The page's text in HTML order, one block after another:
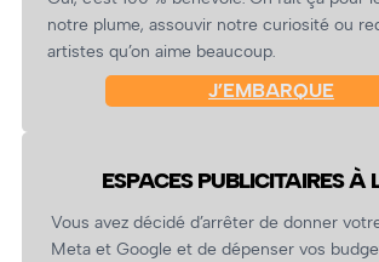
notre plume, assouvir notre curiosité ou
artistes qu’on aime beaucoup.
J’EMBARQUE
ESPACES PUBLICITAIRES À
Vous avez décidé d’arrêter de donner
Meta et Google et de dépenser vos